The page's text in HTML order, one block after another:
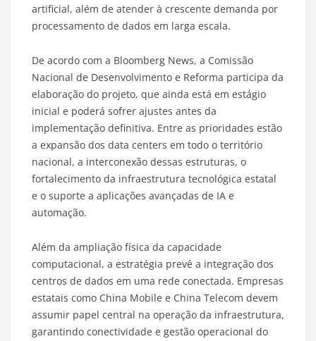
artificial, além de atender à crescente demanda por
processamento de dados em larga escala.
De acordo com a Bloomberg News, a Comissão
Nacional de Desenvolvimento e Reforma participa da
elaboração do projeto, que ainda está em estágio
inicial e poderá sofrer ajustes antes da
implementação definitiva. Entre as prioridades estão
a expansão dos data centers em todo o território
nacional, a interconexão dessas estruturas, o
fortalecimento da infraestrutura tecnológica estatal
e o suporte a aplicações avançadas de IA e
automação.
Além da ampliação física da capacidade
computacional, a estratégia prevê a integração dos
centros de dados em uma rede conectada. Empresas
estatais como China Mobile e China Telecom devem
assumir papel central na operação da infraestrutura,
garantindo conectividade e gestão operacional do